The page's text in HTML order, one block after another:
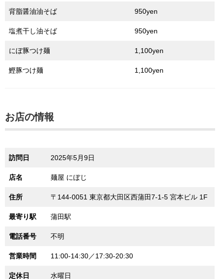
背脂醤油油そば 950yen
塩煮干し油そば 950yen
にぼ豚つけ麺 1,100yen
鰹豚つけ麺 1,100yen
お店の情報
訪問日 2025年5月9日
店名 麺屋 にぼじ
住所 〒144-0051 東京都大田区西蒲田7-1-5 宮本ビル 1F
最寄り駅 蒲田駅
電話番号 不明
営業時間 11:00-14:30／17:30-20:30
定休日 水曜日